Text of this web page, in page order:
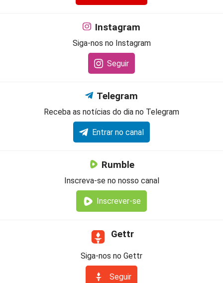
Instagram
Siga-nos no Instagram
Seguir
Telegram
Receba as notícias do dia no Telegram
Entrar no canal
Rumble
Inscreva-se no nosso canal
Inscrever-se
Gettr
Siga-nos no Gettr
Seguir